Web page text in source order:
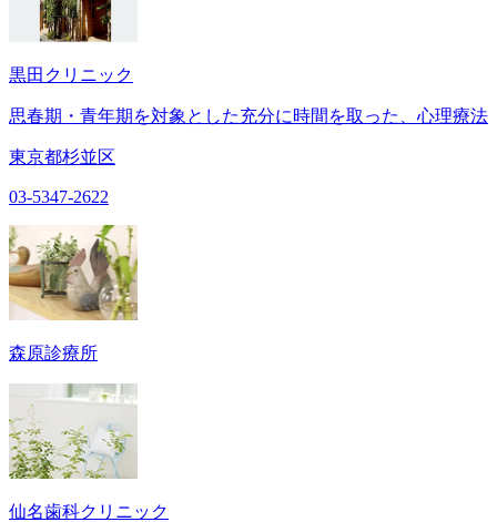
黒田クリニック
思春期・青年期を対象とした充分に時間を取った、心理療法
東京都杉並区
03-5347-2622
森原診療所
仙名歯科クリニック